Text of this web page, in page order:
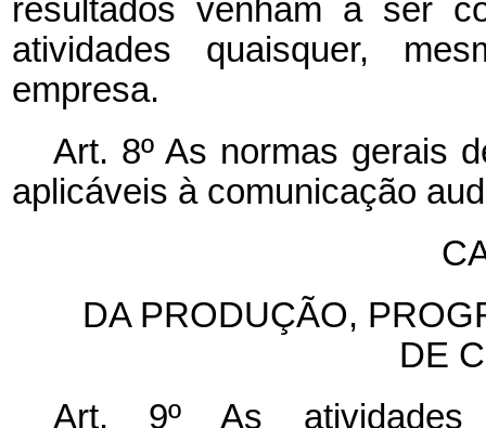
resultados venham a ser
atividades quaisquer,
empresa.
Art. 8º As normas gerais
aplicáveis à comunicação
DA PRODUÇÃO,
DE
Art. 9º As atividades